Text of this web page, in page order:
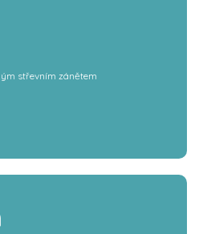
střevním zánětem